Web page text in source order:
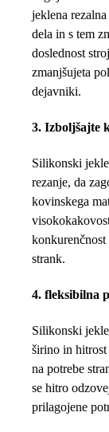
jeklena
dela in s tem
doslednost
zmanjšujeta
dejavniki.
3. Izboljšajte
Silikonski
rezanje, da
kovinskega
strank.
4. fleksibilna
Silikonski
širino in
na potrebe
se hitro
prilagojene